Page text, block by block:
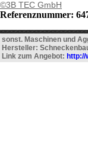
©3B TEC GmbH
Referenznummer:
sonst. Maschinen und
Hersteller:
Link zum Angebot: